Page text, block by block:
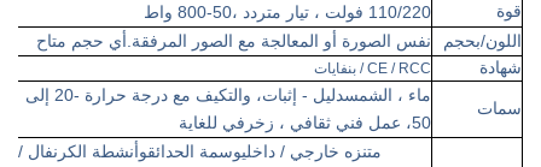
قوة
110/220 فولت ، تيار متردد ، 50-800 واط
اللون/بحجم نفس الصورة أو المعالجة مع الصور المرفقة .أي حجم متاح
شهادة
CE / RCC / بنفايات
سمات
ماء ، الشمسدليل - إثبات
، والتكيف مع درجة حرارة -20 إلى
50، عمل فني ثقافي ، زخرفي للغاية
متنزه خارجي / داخليوسمة الحدائقوأنشطة الكرنفال /